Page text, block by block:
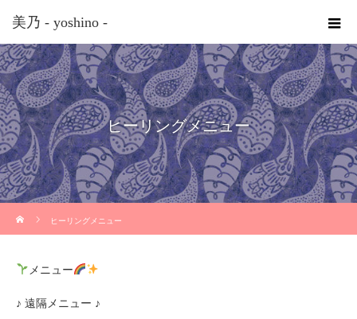
美乃 - yoshino -
ヒーリングメニュー
ヒーリングメニュー
メニュー
♪ 遠隔メニュー ♪